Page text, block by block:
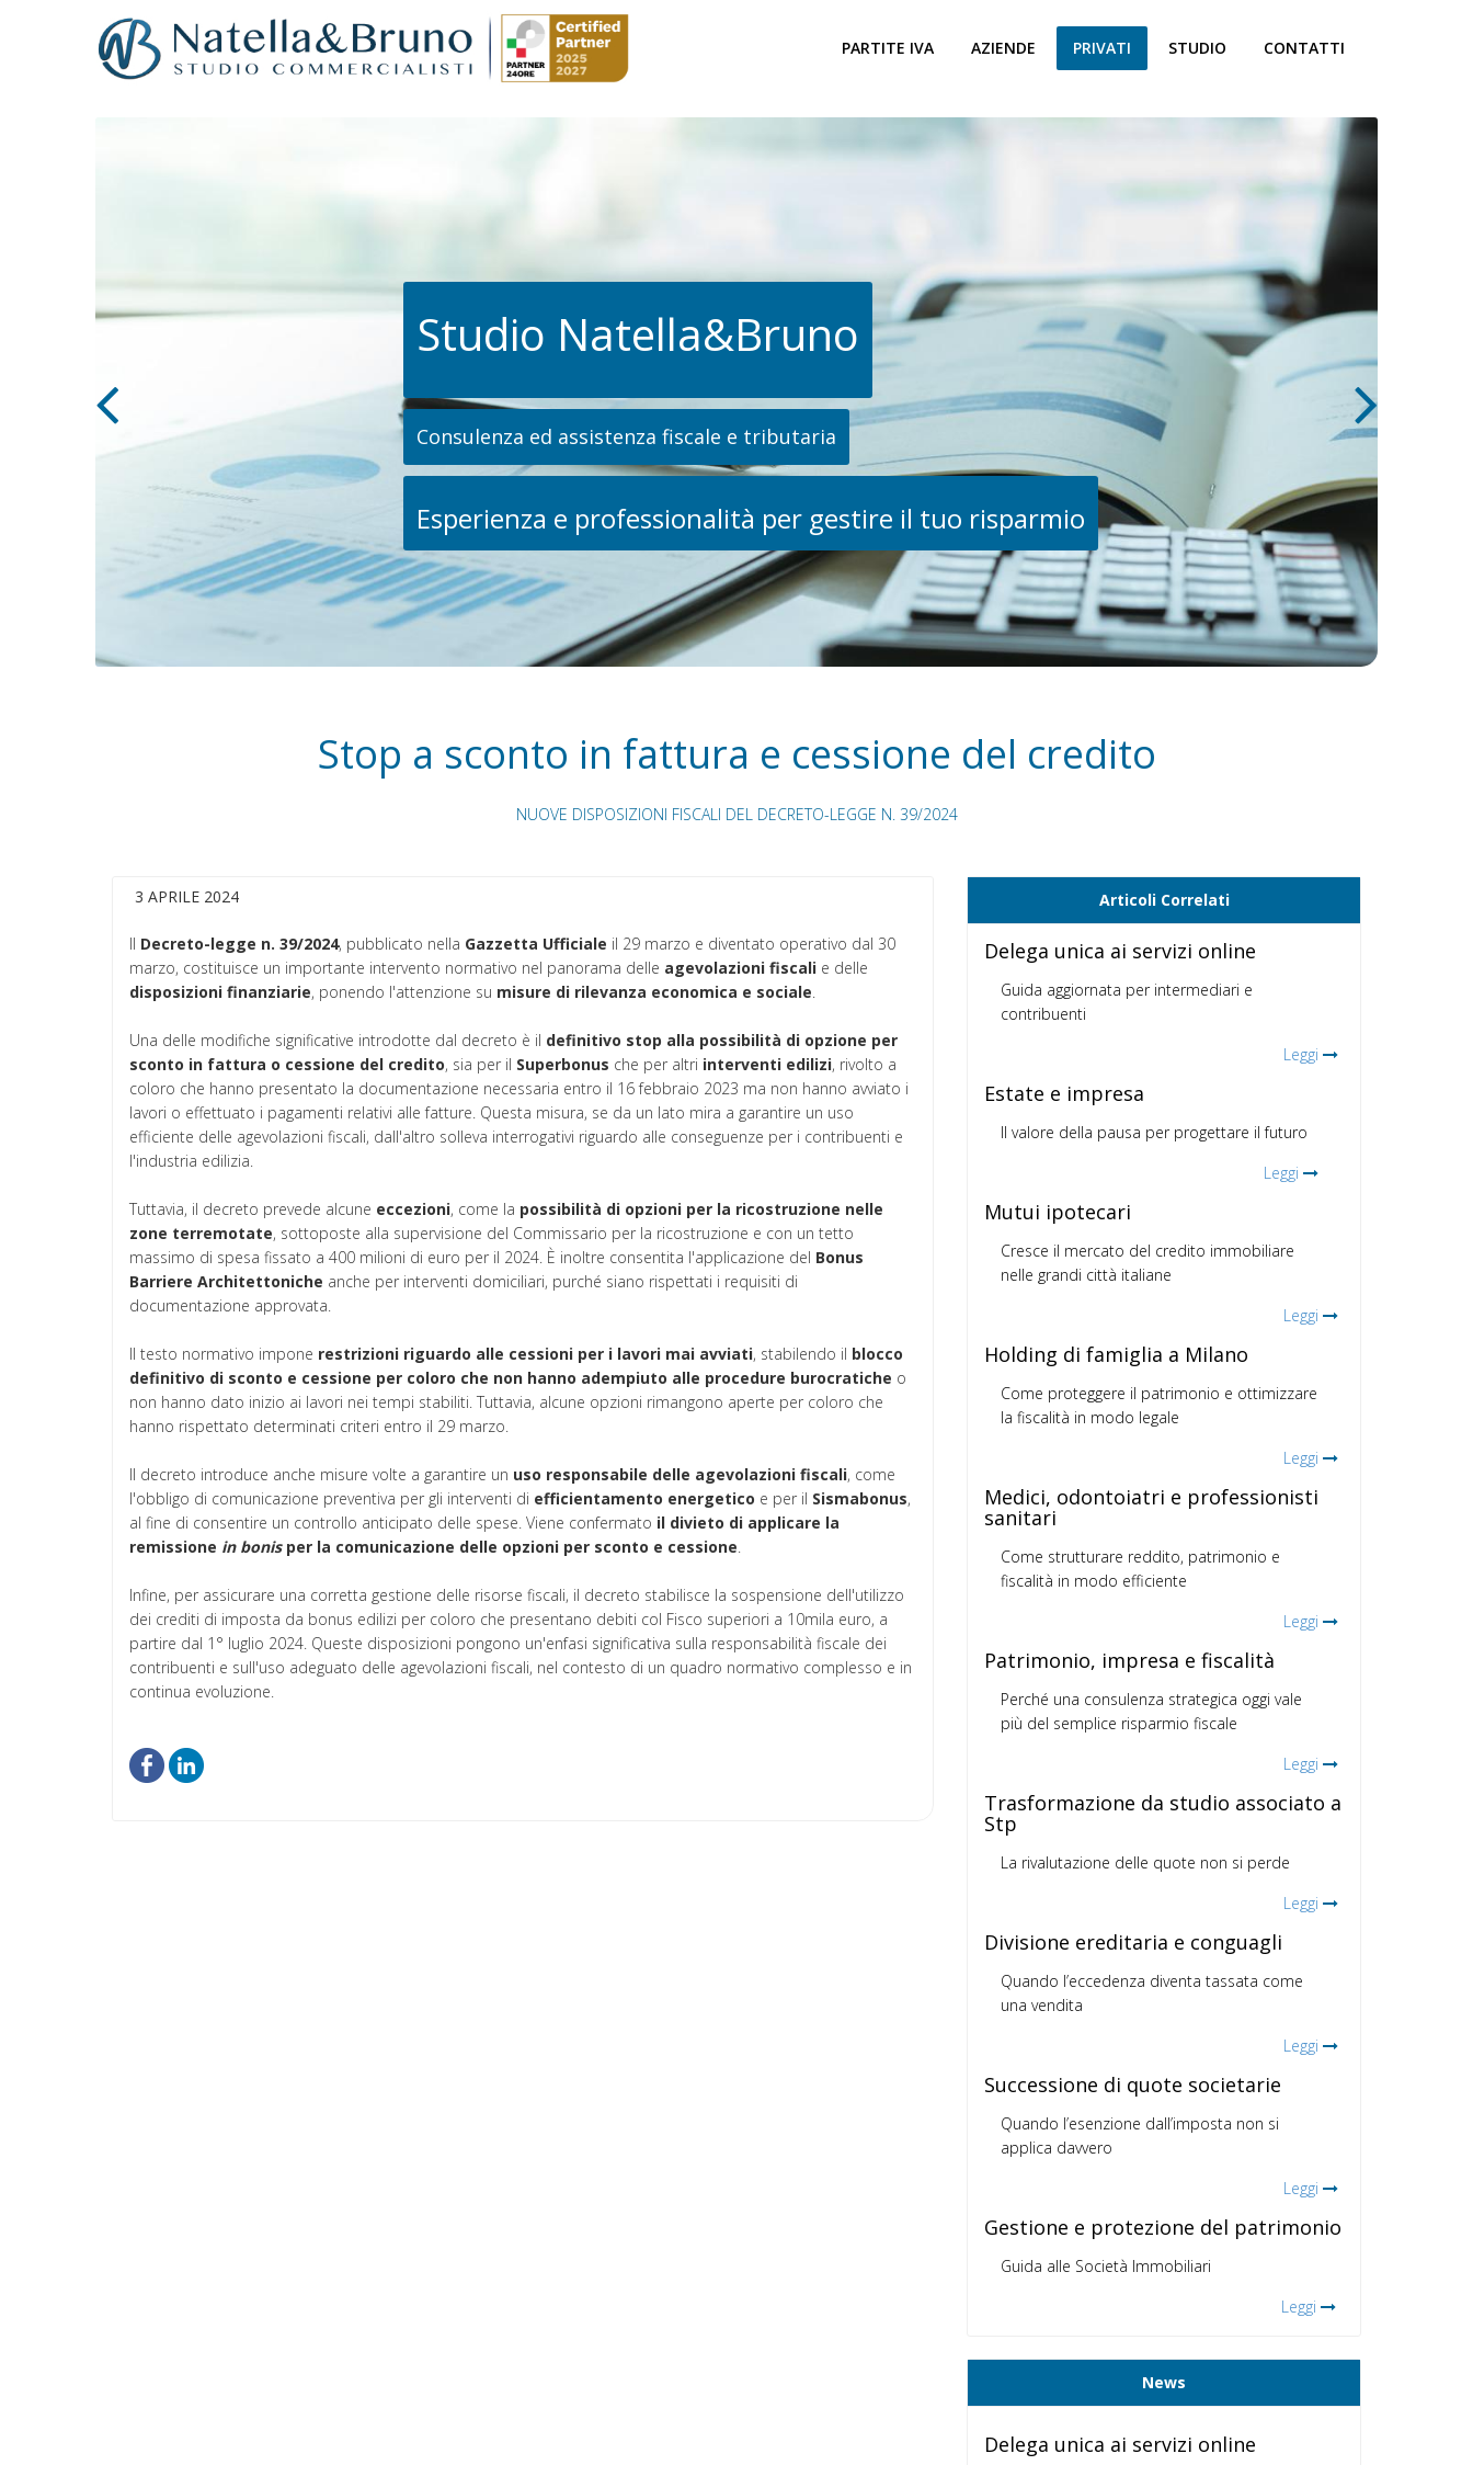
CONTATTI
STUDIO
PRIVATI
AZIENDE
PARTITE IVA
Studio Natella&Bruno
Consulenza ed assistenza fiscale e tributaria
Esperienza e professionalità per gestire il tuo risparmio
Stop a sconto in fattura e cessione del credito
NUOVE DISPOSIZIONI FISCALI DEL DECRETO-LEGGE N. 39/2024
3 APRILE 2024
Il Decreto-legge n. 39/2024, pubblicato nella Gazzetta Ufficiale il 29 marzo e diventato operativo dal 30
marzo, costituisce un importante intervento normativo nel panorama delle agevolazioni fiscali e delle
disposizioni finanziarie, ponendo l'attenzione su misure di rilevanza economica e sociale.
Una delle modifiche significative introdotte dal decreto è il definitivo stop alla possibilità di opzione per
sconto in fattura o cessione del credito, sia per il Superbonus che per altri interventi edilizi, rivolto a
coloro che hanno presentato la documentazione necessaria entro il 16 febbraio 2023 ma non hanno avviato i
lavori o effettuato i pagamenti relativi alle fatture. Questa misura, se da un lato mira a garantire un uso
efficiente delle agevolazioni fiscali, dall'altro solleva interrogativi riguardo alle conseguenze per i contribuenti e
l'industria edilizia.
Tuttavia, il decreto prevede alcune eccezioni, come la possibilità di opzioni per la ricostruzione nelle
zone terremotate, sottoposte alla supervisione del Commissario per la ricostruzione e con un tetto
massimo di spesa fissato a 400 milioni di euro per il 2024. È inoltre consentita l'applicazione del Bonus
Barriere Architettoniche anche per interventi domiciliari, purché siano rispettati i requisiti di
documentazione approvata.
Il testo normativo impone restrizioni riguardo alle cessioni per i lavori mai avviati, stabilendo il blocco
definitivo di sconto e cessione per coloro che non hanno adempiuto alle procedure burocratiche o
non hanno dato inizio ai lavori nei tempi stabiliti. Tuttavia, alcune opzioni rimangono aperte per coloro che
hanno rispettato determinati criteri entro il 29 marzo.
Il decreto introduce anche misure volte a garantire un uso responsabile delle agevolazioni fiscali, come
l'obbligo di comunicazione preventiva per gli interventi di efficientamento energetico e per il Sismabonus,
al fine di consentire un controllo anticipato delle spese. Viene confermato il divieto di applicare la
remissione in bonisper la comunicazione delle opzioni per sconto e cessione.
Infine, per assicurare una corretta gestione delle risorse fiscali, il decreto stabilisce la sospensione dell'utilizzo
dei crediti di imposta da bonus edilizi per coloro che presentano debiti col Fisco superiori a 10mila euro, a
partire dal 1° luglio 2024. Queste disposizioni pongono un'enfasi significativa sulla responsabilità fiscale dei
contribuenti e sull'uso adeguato delle agevolazioni fiscali, nel contesto di un quadro normativo complesso e in
continua evoluzione.
Articoli Correlati
Delega unica ai servizi online
Guida aggiornata per intermediari e
contribuenti
Leggi
Estate e impresa
Il valore della pausa per progettare il futuro
Leggi
Mutui ipotecari
Cresce il mercato del credito immobiliare
nelle grandi città italiane
Leggi
Holding di famiglia a Milano
Come proteggere il patrimonio e ottimizzare
la fiscalità in modo legale
Leggi
Medici, odontoiatri e professionisti
sanitari
Come strutturare reddito, patrimonio e
fiscalità in modo efficiente
Leggi
Patrimonio, impresa e fiscalità
Perché una consulenza strategica oggi vale
più del semplice risparmio fiscale
Leggi
Trasformazione da studio associato a
Stp
La rivalutazione delle quote non si perde
Leggi
Divisione ereditaria e conguagli
Quando l’eccedenza diventa tassata come
una vendita
Leggi
Successione di quote societarie
Quando l’esenzione dall’imposta non si
applica davvero
Leggi
Gestione e protezione del patrimonio
Guida alle Società Immobiliari
Leggi
News
Delega unica ai servizi online